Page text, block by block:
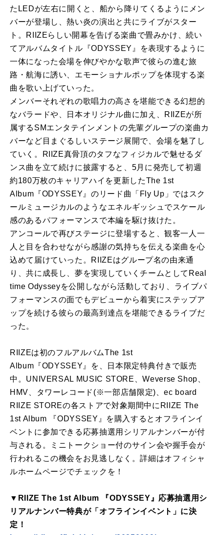
たLEDが左右に開くと、船から降りてくるようにメン
バーが登場し、熱い炎の演出と共にライブがスター
ト。RIIZEらしい開幕を告げる楽曲で畳みかけ、続い
てアルバムタイトル『ODYSSEY』を表現するように
一体になった会場を伸びやかな歌声で彼らの進む旅
路・航海に誘い、エモーショナルポップを体現する楽
曲を歌い上げていった。
メンバーそれぞれの歌唱力の高さを堪能できる幻想的
なバラードや、日本オリジナル曲に加え、RIIZEが所
属するSMエンタテインメントの先輩グループの楽曲カ
バーなど目まぐるしいステージ展開で、会場を魅了し
ていく。RIIZE真骨頂のタフなフィジカルで魅せるダ
ンス曲を立て続けに披露すると、5月に発売して初週
約180万枚のキャリアハイを更新したThe 1st
Album『ODYSSEY』のリード曲「Fly Up」ではスク
ールミュージカルのようなエネルギッシュでスケール
感のあるパフォーマンスで本編を駆け抜けた。
アンコールで再びステージに登場すると、観客一人一
人と目を合わせながら感謝の気持ちを伝える楽曲を心
込めて届けていった。RIIZEはグループ名の由来通
り、共に成長し、夢を実現していくチームとしてReal
time Odysseyを公開しながら活動しており、ライブパ
フォーマンスの面でもデビューから着実にステップア
ップを続ける彼らの最高到達点を堪能できるライブだ
った。
RIIZEは初のフルアルバムThe 1st
Album『ODYSSEY』を、日本限定特典付きで販売
中。UNIVERSAL MUSIC STORE、Weverse Shop、
HMV、タワーレコード(※一部店舗限定)、ec board
RIIZE STOREの各ストアで対象期間中にRIIZE The
1st Album 『ODYSSEY』を購入するとオフラインイ
ベントに参加できる応募抽選用シリアルナンバーが付
与される。ミニトークショー付のサイン会や握手会が
行われるこの機会をお見逃しなく。詳細はオフィシャ
ルホームページでチェックを！
▼RIIZE The 1st Album 『ODYSSEY』応募抽選用シ
リアルナンバー特典が「オフラインイベント」に決
定！